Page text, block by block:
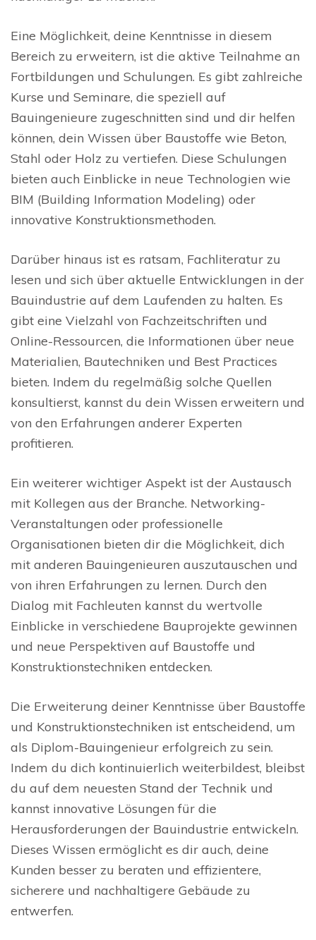
Eine Möglichkeit, deine Kenntnisse in diesem
Bereich zu erweitern, ist die aktive Teilnahme an
Fortbildungen und Schulungen. Es gibt zahlreiche
Kurse und Seminare, die speziell auf
Bauingenieure zugeschnitten sind und dir helfen
können, dein Wissen über Baustoffe wie Beton,
Stahl oder Holz zu vertiefen. Diese Schulungen
bieten auch Einblicke in neue Technologien wie
BIM (Building Information Modeling) oder
innovative Konstruktionsmethoden.
Darüber hinaus ist es ratsam, Fachliteratur zu
lesen und sich über aktuelle Entwicklungen in der
Bauindustrie auf dem Laufenden zu halten. Es
gibt eine Vielzahl von Fachzeitschriften und
Online-Ressourcen, die Informationen über neue
Materialien, Bautechniken und Best Practices
bieten. Indem du regelmäßig solche Quellen
konsultierst, kannst du dein Wissen erweitern und
von den Erfahrungen anderer Experten
profitieren.
Ein weiterer wichtiger Aspekt ist der Austausch
mit Kollegen aus der Branche. Networking-
Veranstaltungen oder professionelle
Organisationen bieten dir die Möglichkeit, dich
mit anderen Bauingenieuren auszutauschen und
von ihren Erfahrungen zu lernen. Durch den
Dialog mit Fachleuten kannst du wertvolle
Einblicke in verschiedene Bauprojekte gewinnen
und neue Perspektiven auf Baustoffe und
Konstruktionstechniken entdecken.
Die Erweiterung deiner Kenntnisse über Baustoffe
und Konstruktionstechniken ist entscheidend, um
als Diplom-Bauingenieur erfolgreich zu sein.
Indem du dich kontinuierlich weiterbildest, bleibst
du auf dem neuesten Stand der Technik und
kannst innovative Lösungen für die
Herausforderungen der Bauindustrie entwickeln.
Dieses Wissen ermöglicht es dir auch, deine
Kunden besser zu beraten und effizientere,
sicherere und nachhaltigere Gebäude zu
entwerfen.